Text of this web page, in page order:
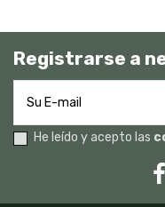
Registrarse a
He leído y acepto las